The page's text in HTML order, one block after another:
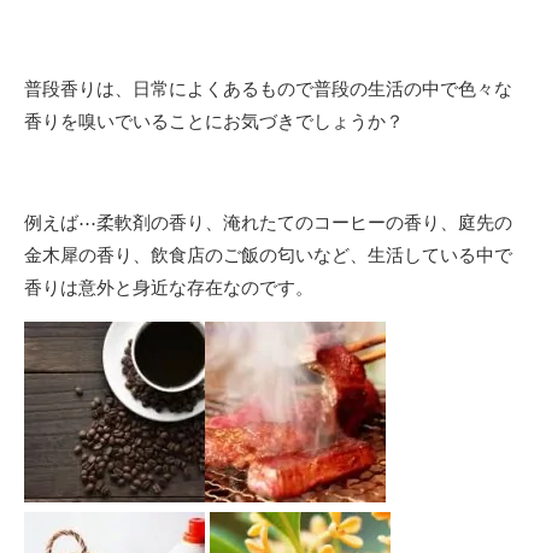
普段香りは、日常によくあるもので普段の生活の中で色々な
香りを嗅いでいることにお気づきでしょうか？
例えば⋯柔軟剤の香り、淹れたてのコーヒーの香り、庭先の
金木犀の香り、飲食店のご飯の匂いなど、生活している中で
香りは意外と身近な存在なのです。